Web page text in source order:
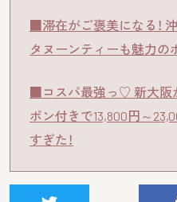
■滞在がご褒美になる！
タヌーンティーも魅力の
■コスパ最強っ♡ 新大阪
ポン付きで13,800円～
すぎた！